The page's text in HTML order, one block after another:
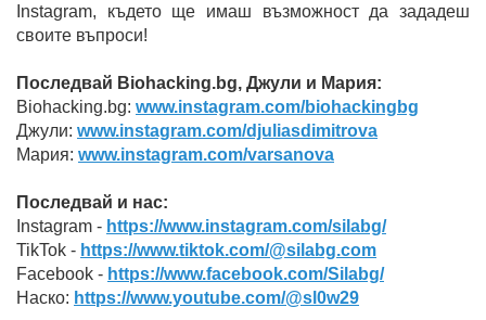
Instagram, където ще имаш възможност да зададеш
своите въпроси!
Последвай Biohacking.bg, Джули и Мария:
Biohacking.bg: www.instagram.com/biohackingbg
Джули: www.instagram.com/djuliasdimitrova
Мария: www.instagram.com/varsanova
Последвай и нас:
Instagram - https://www.instagram.com/silabg/
TikTok - https://www.tiktok.com/@silabg.com
Facebook - https://www.facebook.com/Silabg/
Наско: https://www.youtube.com/@sl0w29